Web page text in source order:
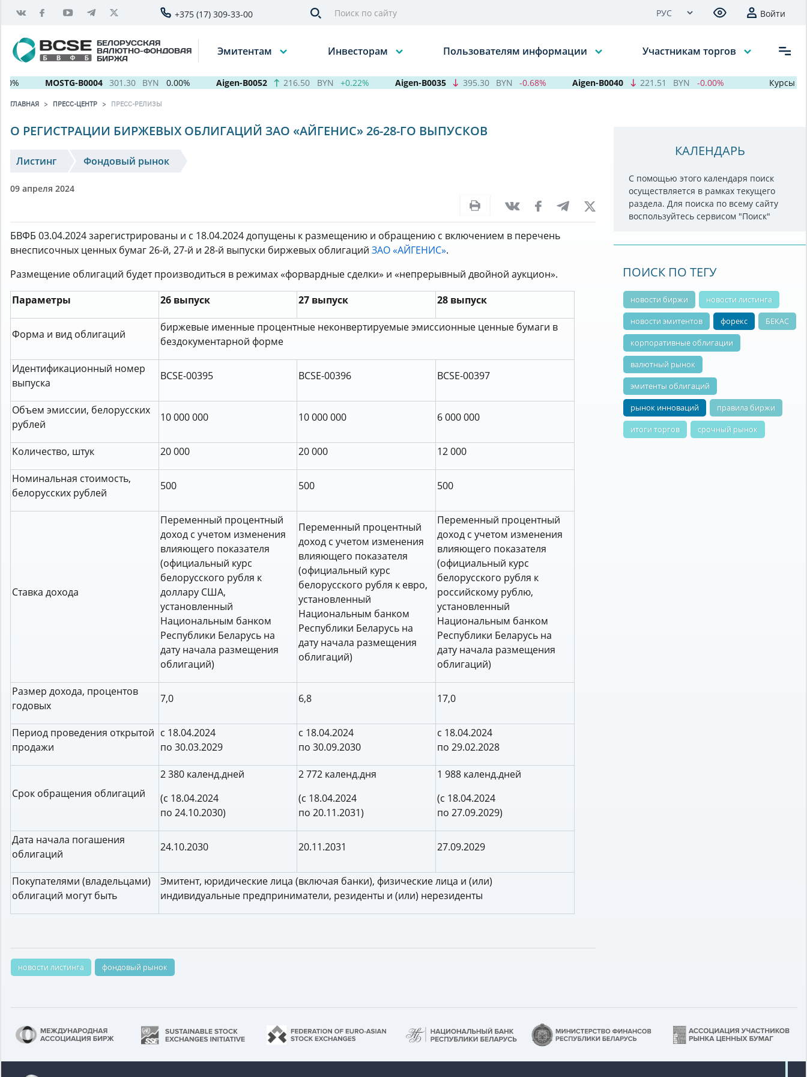
+375 (17) 309-33-00 Войти
БЕЛОРУССКАЯ
ВАЛЮТНО-ФОНДОВАЯ
БИРЖА
Эмитентам Инвесторам Пользователям информации Участникам торгов
MOSTG-B0004 301.30 BYN 0.00% Aigen-B0052 216.50 BYN +0.22% Aigen-B0035 395.30 BYN -0.68% Aigen-B0040 221.51 BYN -0.00% Курсы валют:
ГЛАВНАЯ ПРЕСС-ЦЕНТР ПРЕСС-РЕЛИЗЫ
О РЕГИСТРАЦИИ БИРЖЕВЫХ ОБЛИГАЦИЙ ЗАО «АЙГЕНИС» 26-28-ГО ВЫПУСКОВ
Листинг Фондовый рынок
09 апреля 2024
БВФБ 03.04.2024 зарегистрированы и с 18.04.2024 допущены к размещению и обращению с включением в перечень
внесписочных ценных бумаг 26-й, 27-й и 28-й выпуски биржевых облигаций ЗАО «АЙГЕНИС».
Размещение облигаций будет производиться в режимах «форвардные сделки» и «непрерывный двойной аукцион».
Параметры
26 выпуск 27 выпуск 28 выпуск
Форма и вид облигаций
биржевые именные процентные неконвертируемые эмиссионные ценные бумаги в
бездокументарной форме
Идентификационный номер
выпуска
BCSE-00395 BCSE-00396 BCSE-00397
Объем эмиссии, белорусских
рублей
10 000 000 10 000 000 6 000 000
Количество, штук 20 000 20 000 12 000
Номинальная стоимость,
белорусских рублей
500 500 500
Cтавка дохода
Переменный процентный
доход с учетом изменения
влияющего показателя
(официальный курс
белорусского рубля к
доллару США,
установленный
Национальным банком
Республики Беларусь на
дату начала размещения
облигаций)
Переменный процентный
доход с учетом изменения
влияющего показателя
(официальный курс
белорусского рубля к евро,
установленный
Национальным банком
Республики Беларусь на
дату начала размещения
облигаций)
Переменный процентный
доход с учетом изменения
влияющего показателя
(официальный курс
белорусского рубля к
российскому рублю,
установленный
Национальным банком
Республики Беларусь на
дату начала размещения
облигаций)
Размер дохода, процентов
годовых
7,0 6,8 17,0
Период проведения открытой
продажи
с 18.04.2024
по 30.03.2029
с 18.04.2024
по 30.09.2030
с 18.04.2024
по 29.02.2028
Срок обращения облигаций
2 380 календ.дней
(с 18.04.2024
по 24.10.2030)
2 772 календ.дня
(с 18.04.2024
по 20.11.2031)
1 988 календ.дней
(с 18.04.2024
по 27.09.2029)
Дата начала погашения
облигаций
24.10.2030 20.11.2031 27.09.2029
Покупателями (владельцами)
облигаций могут быть
Эмитент, юридические лица (включая банки), физические лица и (или)
индивидуальные предприниматели, резиденты и (или) нерезиденты
новости листинга фондовый рынок
КАЛЕНДАРЬ
С помощью этого календаря поиск
осуществляется в рамках текущего
раздела. Для поиска по всему сайту
воспользуйтесь сервисом "Поиск"
ПОИСК ПО ТЕГУ
новости биржи
новости листинга
новости эмитентов
форекс
БЕКАС
корпоративные облигации
валютный рынок
эмитенты облигаций
рынок инноваций
правила биржи
итоги торгов
срочный рынок